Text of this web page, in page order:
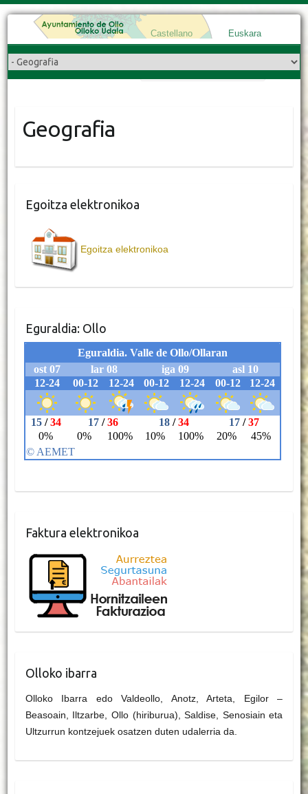
Castellano Euskara
Geografia
Egoitza elektronikoa
Egoitza elektronikoa
Eguraldia: Ollo
Faktura elektronikoa
Olloko ibarra
Olloko Ibarra edo Valdeollo, Anotz, Arteta, Egilor –
Beasoain, Iltzarbe, Ollo (hiriburua), Saldise, Senosiain eta
Ultzurrun kontzejuek osatzen duten udalerria da.